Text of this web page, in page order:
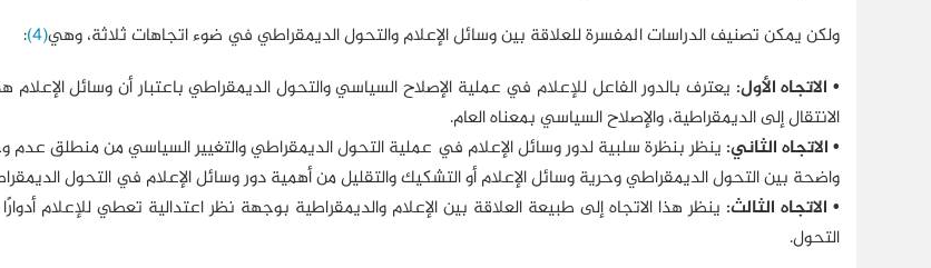
ولكن يمكن تصنيف الدراسات المفسرة للعلاقة بين وسائل الإعلام والتحول الديمقراطي في ضوء اتجاهات ثلاثة، وهي(4)
:
• الاتجاه الأول: يعترف بالدور الفاعل للإعلام في عملية الإصلاح السياسي والتحول الديمقراطي باعتبار أن وسائل
الانتقال إلى الديمقراطية، والإصلاح السياسي بمعناه العام.
• الاتجاه الثاني:ينظر بنظرة سلبية لدور وسائل الإعلام في عملية التحول الديمقراطي والتغيير السياسي من منطلق عدم
واضحة بين التحول الديمقراطي وحرية وسائل الإعلام أو التشكيك والتقليل من أهمية دور وسائل الإعلام في التحول
• الاتجاه الثالث: ينظر هذا الاتجاه إلى طبيعة العلاقة بين الإعلام والديمقراطية بوجهة نظر اعتدالية تعطي للإعلام
التحول.